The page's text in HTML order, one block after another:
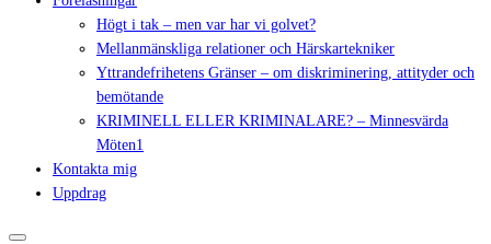
Högt i tak – men var har vi golvet?
Mellanmänskliga relationer och Härskartekniker
Yttrandefrihetens Gränser – om diskriminering, attityder och
bemötande
KRIMINELL ELLER KRIMINALARE? – Minnesvärda
Möten1
Kontakta mig
Uppdrag